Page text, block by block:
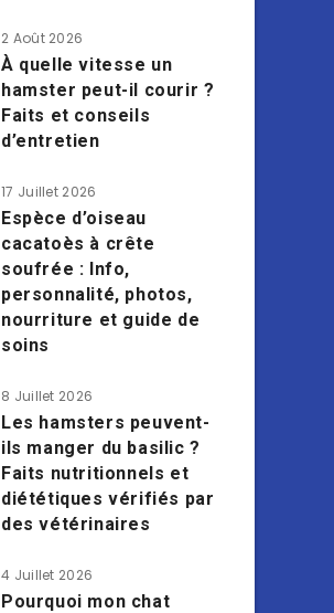
2 Août 2026
À quelle vitesse un
hamster peut-il courir ?
Faits et conseils
d’entretien
17 Juillet 2026
Espèce d’oiseau
cacatoès à crête
soufrée : Info,
personnalité, photos,
nourriture et guide de
soins
8 Juillet 2026
Les hamsters peuvent-
ils manger du basilic ?
Faits nutritionnels et
diététiques vérifiés par
des vétérinaires
4 Juillet 2026
Pourquoi mon chat